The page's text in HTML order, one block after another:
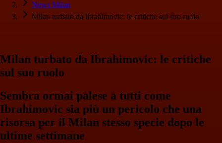
News Milan
Milan turbato da Ibrahimovic: le critiche sul suo ruolo
Milan turbato da Ibrahimovic: le critiche
sul suo ruolo
Sembra ormai palese a tutti come
Ibrahimovic sia più un pericolo che una
risorsa per il Milan stesso specie dopo le
ultime settimane